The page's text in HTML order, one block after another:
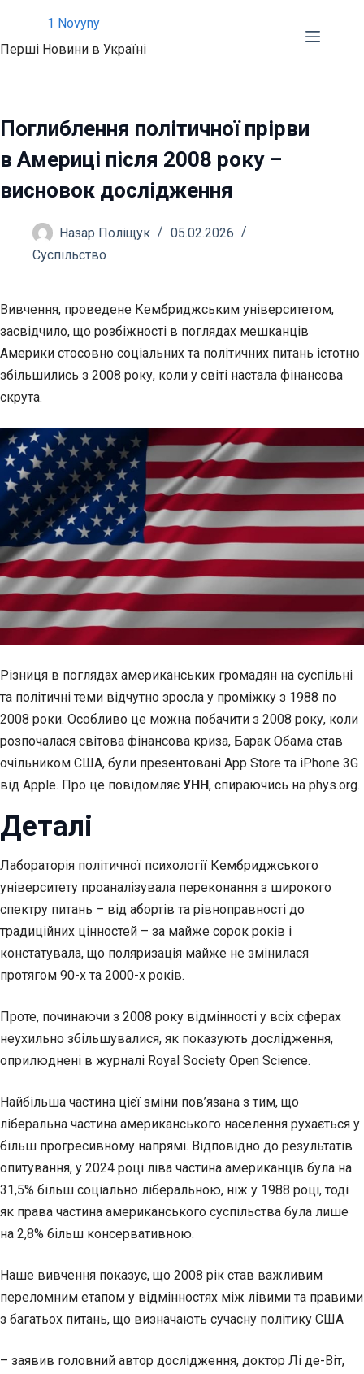
вмісту
1 Novyny
Перші Новини в Україні
Поглиблення політичної прірви
в Америці після 2008 року –
висновок дослідження
Назар Поліщук
05.02.2026
Суспільство
Вивчення, проведене Кембриджським університетом,
засвідчило, що розбіжності в поглядах мешканців
Америки стосовно соціальних та політичних питань істотно
збільшились з 2008 року, коли у світі настала фінансова
скрута.
Різниця в поглядах американських громадян на суспільні
та політичні теми відчутно зросла у проміжку з 1988 по
2008 роки. Особливо це можна побачити з 2008 року, коли
розпочалася світова фінансова криза, Барак Обама став
очільником США, були презентовані App Store та iPhone 3G
від Apple. Про це повідомляє УНН, спираючись на phys.org.
Деталі
Лабораторія політичної психології Кембриджського
університету проаналізувала переконання з широкого
спектру питань – від абортів та рівноправності до
традиційних цінностей – за майже сорок років і
констатувала, що поляризація майже не змінилася
протягом 90-х та 2000-х років.
Проте, починаючи з 2008 року відмінності у всіх сферах
неухильно збільшувалися, як показують дослідження,
оприлюднені в журналі Royal Society Open Science.
Найбільша частина цієї зміни пов’язана з тим, що
ліберальна частина американського населення рухається у
більш прогресивному напрямі. Відповідно до результатів
опитування, у 2024 році ліва частина американців була на
31,5% більш соціально ліберальною, ніж у 1988 році, тоді
як права частина американського суспільства була лише
на 2,8% більш консервативною.
Наше вивчення показує, що 2008 рік став важливим
переломним етапом у відмінностях між лівими та правими
з багатьох питань, що визначають сучасну політику США
– заявив головний автор дослідження, доктор Лі де-Віт,